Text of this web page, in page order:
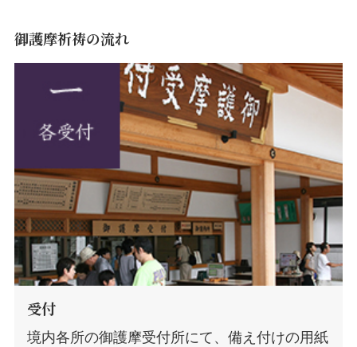
御護摩祈祷の流れ
受付
境内各所の御護摩受付所にて、備え付けの用紙